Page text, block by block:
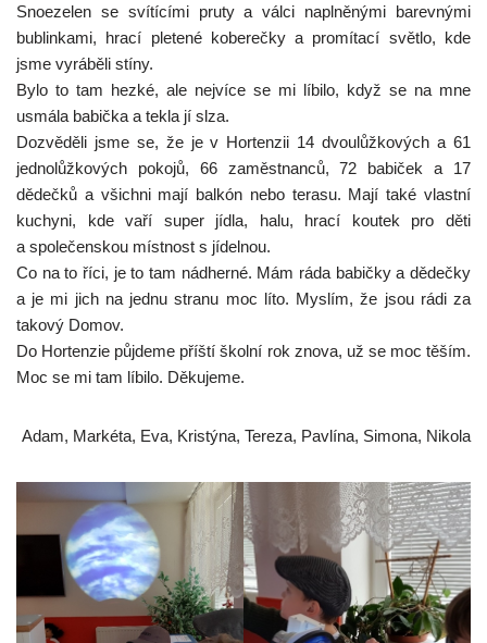
Snoezelen se svítícími pruty a válci naplněnými barevnými
bublinkami, hrací pletené koberečky a promítací světlo, kde
jsme vyráběli stíny.
Bylo to tam hezké, ale nejvíce se mi líbilo, když se na mne
usmála babička a tekla jí slza.
Dozvěděli jsme se, že je v Hortenzii 14 dvoulůžkových a 61
jednolůžkových pokojů, 66 zaměstnanců, 72 babiček a 17
dědečků a všichni mají balkón nebo terasu. Mají také vlastní
kuchyni, kde vaří super jídla, halu, hrací koutek pro děti
a společenskou místnost s jídelnou.
Co na to říci, je to tam nádherné. Mám ráda babičky a dědečky
a je mi jich na jednu stranu moc líto. Myslím, že jsou rádi za
takový Domov.
Do Hortenzie půjdeme příští školní rok znova, už se moc těším.
Moc se mi tam líbilo. Děkujeme.
Adam, Markéta, Eva, Kristýna, Tereza, Pavlína, Simona, Nikola